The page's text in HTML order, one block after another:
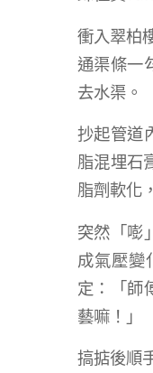
衝入翠柏
通渠條一
去水渠。
抄起管道
脂混埋石
脂劑軟化
突然「嘭
成氣壓變
定：「師
藝嘛！」
搞掂後順